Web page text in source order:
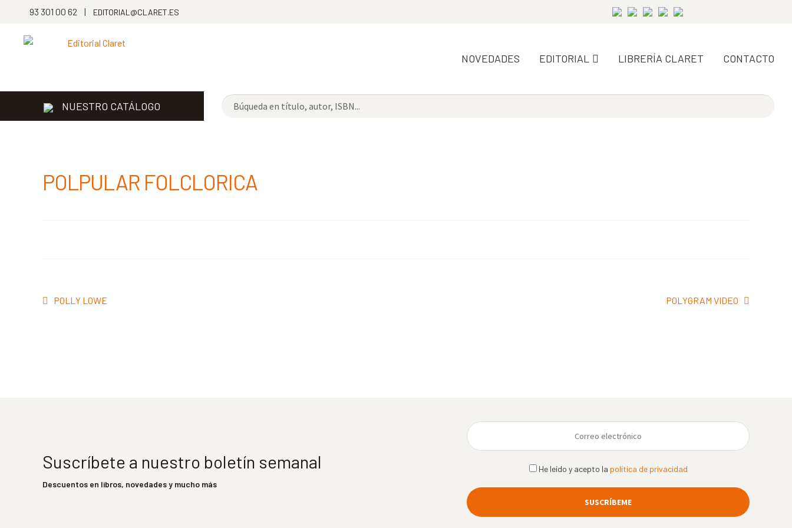
93 301 00 62 | EDITORIAL@CLARET.ES
NOVEDADES EDITORIAL LIBRERÍA CLARET CONTACTO
NUESTRO CATÁLOGO
POLPULAR FOLCLORICA
Navegación
Anterior:
POLLY LOWE Siguiente:
POLYGRAM VIDEO
Suscríbete a nuestro boletín semanal
Descuentos en libros, novedades y mucho más
He leído y acepto la política de privacidad